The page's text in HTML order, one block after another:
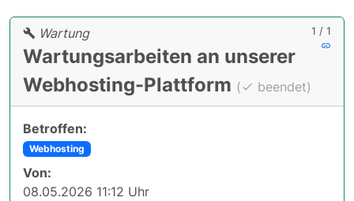
1 / 1
Wartung
Wartungsarbeiten an unserer
Webhosting-Plattform ( beendet)
Betroffen:
Webhosting
Von:
08.05.2026 11:12 Uhr